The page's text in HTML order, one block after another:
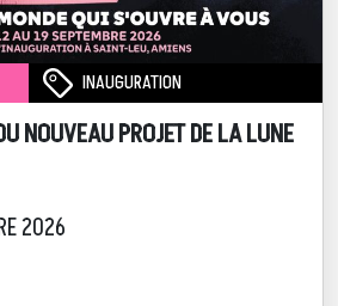
INAUGURATION
NOUVEAU PROJET DE LA LUNE
2026